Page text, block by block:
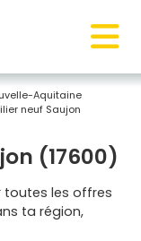
Aquitaine
neuf Saujon
(17600)
toutes les offres
ta région,